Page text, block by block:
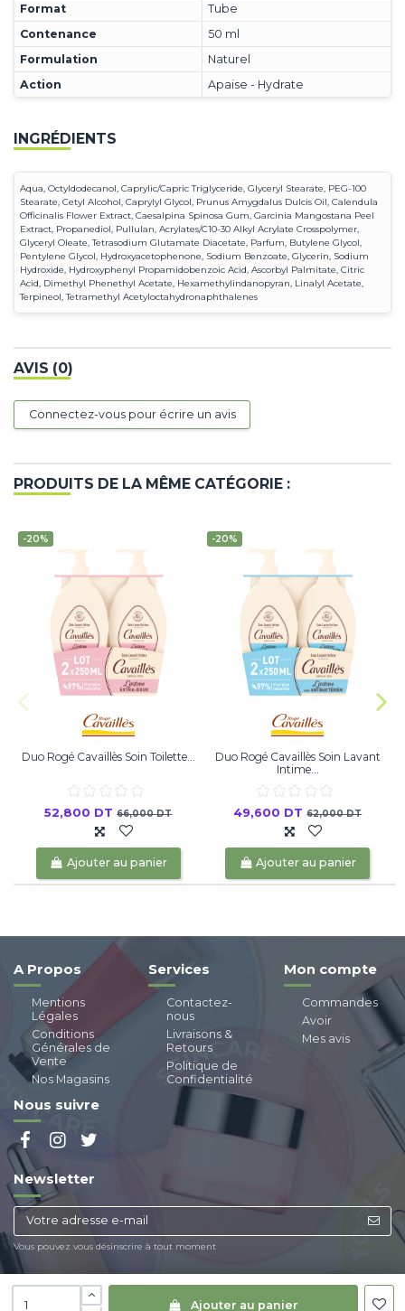
Ajouter au panier
Format
Tube
Contenance
50 ml
Formulation
Naturel
Action
Apaise - Hydrate
INGRÉDIENTS
Aqua, Octyldodecanol, Caprylic/Capric Triglyceride, Glyceryl Stearate, PEG-100
Stearate, Cetyl Alcohol, Caprylyl Glycol, Prunus Amygdalus Dulcis Oil, Calendula
Officinalis Flower Extract, Caesalpina Spinosa Gum, Garcinia Mangostana Peel
Extract, Propanediol, Pullulan, Acrylates/C10-30 Alkyl Acrylate Crosspolymer,
Glyceryl Oleate, Tetrasodium Glutamate Diacetate, Parfum, Butylene Glycol,
Pentylene Glycol, Hydroxyacetophenone, Sodium Benzoate, Glycerin, Sodium
Hydroxide, Hydroxyphenyl Propamidobenzoic Acid, Ascorbyl Palmitate, Citric
Acid, Dimethyl Phenethyl Acetate, Hexamethylindanopyran, Linalyl Acetate,
Terpineol, Tetramethyl Acetyloctahydronaphthalenes
AVIS (0)
Connectez-vous pour écrire un avis
PRODUITS DE LA MÊME CATÉGORIE :
-20%
Duo Rogé Cavaillès Soin Toilette...
52,800 DT66,000 DT
Ajouter au panier
-20%
Duo Rogé Cavaillès Soin Lavant
Intime...
49,600 DT62,000 DT
Ajouter au panier
A Propos
Mentions
Légales
Conditions
Générales de
Vente
Nos Magasins
Services
Contactez-
nous
Livraisons &
Retours
Politique de
Confidentialité
Mon compte
Commandes
Avoir
Mes avis
Nous suivre
Newsletter
Vous pouvez vous désinscrire à tout moment